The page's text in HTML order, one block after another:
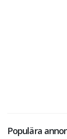
Populära